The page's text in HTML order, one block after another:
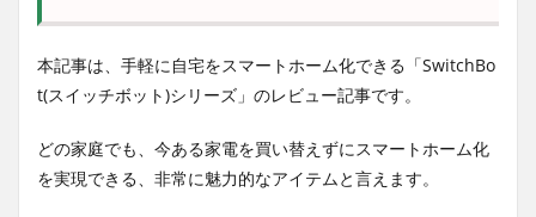
本記事は、手軽に自宅をスマートホーム化できる「SwitchBo
t(スイッチボット)シリーズ」のレビュー記事です。
どの家庭でも、今ある家電を買い替えずにスマートホーム化
を実現できる、非常に魅力的なアイテムと言えます。